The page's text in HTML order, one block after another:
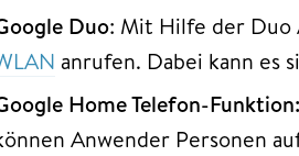
Duo: Mit Hilfe der Duo
anrufen. Dabei kann es
Home Telefon-Funktion:
Anwender Personen